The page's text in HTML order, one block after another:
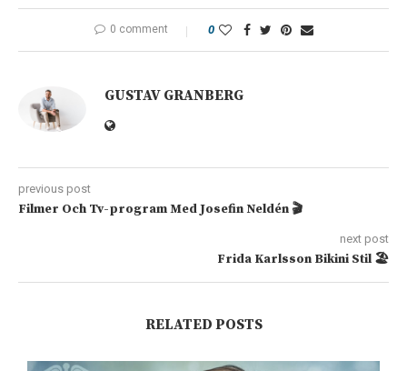
0 comment 0
GUSTAV GRANBERG
previous post
Filmer Och Tv-program Med Josefin Neldén 🎬
next post
Frida Karlsson Bikini Stil 🏖️
RELATED POSTS